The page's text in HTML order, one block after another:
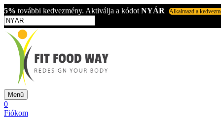
5% további kedvezmény. Aktiválja a kódot NYÁR Alkalmazd a
Menü
0
Fiókom